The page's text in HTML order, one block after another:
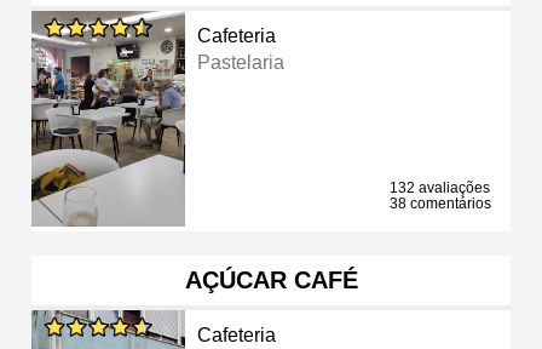
Cafeteria
Pastelaria
132 avaliações
38 comentários
AÇÚCAR CAFÉ
Cafeteria